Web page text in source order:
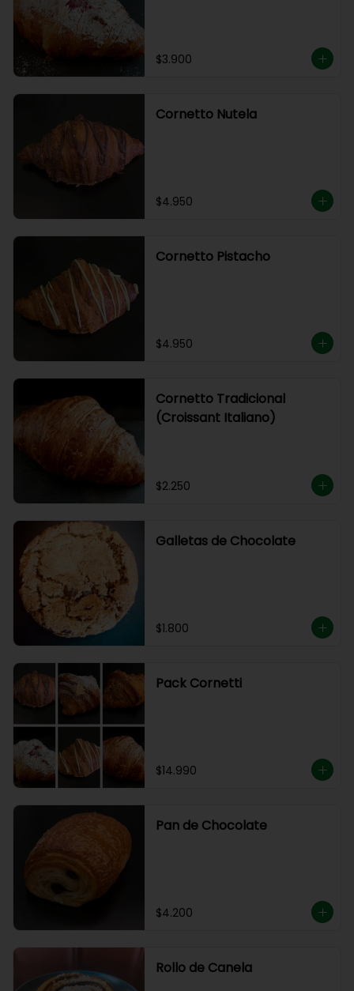
$3.900
Cornetto Nutela
$4.950
Cornetto Pistacho
$4.950
Cornetto Tradicional
(Croissant Italiano)
$2.250
Galletas de Chocolate
$1.800
Pack Cornetti
$14.990
Pan de Chocolate
$4.200
Rollo de Canela